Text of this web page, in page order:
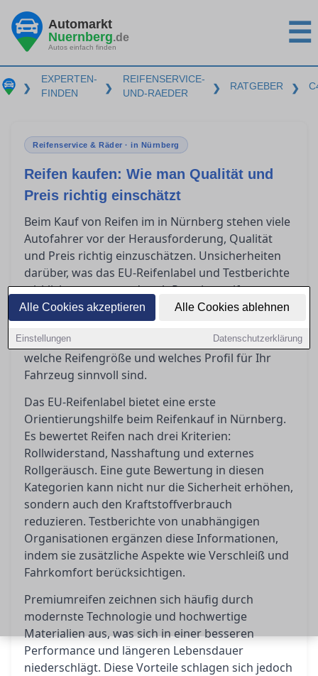
Alle Cookies akzeptieren Alle Cookies ablehnen
Einstellungen Datenschutzerklärung
Automarkt
Nuernberg.de
Autos einfach finden ☰
❯
EXPERTEN-
FINDEN
❯
REIFENSERVICE-
UND-RAEDER
❯ RATGEBER ❯
Reifenservice & Räder · in Nürnberg
Reifen kaufen: Wie man Qualität und
Preis richtig einschätzt
Beim Kauf von Reifen im in Nürnberg stehen viele
Autofahrer vor der Herausforderung, Qualität
und Preis richtig einzuschätzen. Unsicherheiten
darüber, was das EU-Reifenlabel und Testberichte
wirklich aussagen, oder ob Premiumreifen
tatsächlich besser als Budgetreifen sind, können
die Entscheidung erschweren. In diesem
Ratgeber bieten wir Orientierung und zeigen,
welche Reifengröße und welches Profil für Ihr
Fahrzeug sinnvoll sind.
Das EU-Reifenlabel bietet eine erste
Orientierungshilfe beim Reifenkauf in Nürnberg.
Es bewertet Reifen nach drei Kriterien:
Rollwiderstand, Nasshaftung und externes
Rollgeräusch. Eine gute Bewertung in diesen
Kategorien kann nicht nur die Sicherheit erhöhen,
sondern auch den Kraftstoffverbrauch
reduzieren. Testberichte von unabhängigen
Organisationen ergänzen diese Informationen,
indem sie zusätzliche Aspekte wie Verschleiß und
Fahrkomfort berücksichtigen.
Premiumreifen zeichnen sich häufig durch
modernste Technologie und hochwertige
Materialien aus, was sich in einer besseren
Performance und längeren Lebensdauer
niederschlägt. Diese Vorteile schlagen sich jedoch